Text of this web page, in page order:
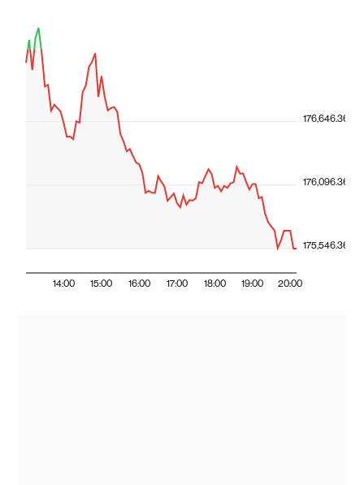
14:00 15:00 16:00 17:00 18:00 19:00 20:00
175,546.36
176,096.36
176,646.36